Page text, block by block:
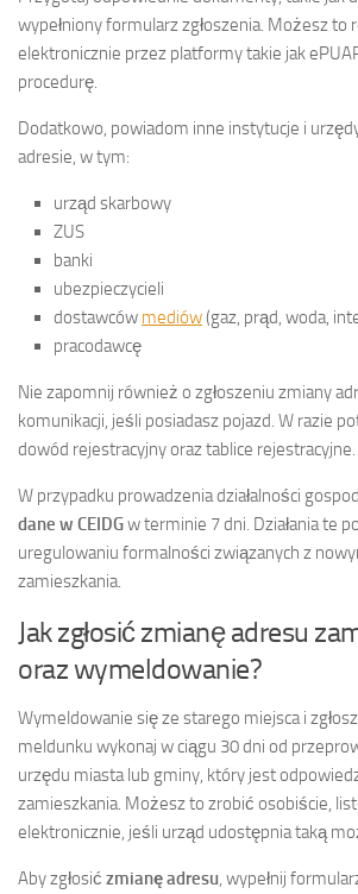
wypełniony formularz zgłoszenia. Możesz to
elektronicznie przez platformy takie jak
procedurę.
Dodatkowo, powiadom inne instytucje i
adresie, w tym:
urząd skarbowy
ZUS
banki
ubezpieczycieli
dostawców mediów(gaz, prąd, woda,
pracodawcę
Nie zapomnij również o zgłoszeniu zmiany
komunikacji, jeśli posiadasz pojazd. W razie
dowód rejestracyjny oraz tablice rejestracyjne.
W przypadku prowadzenia działalności
dane w CEIDGw terminie 7 dni. Działania te
uregulowaniu formalności związanych z
zamieszkania.
Jak zgłosić zmianę adresu
oraz wymeldowanie?
Wymeldowanie się ze starego miejsca i
meldunku wykonaj w ciągu 30 dni od
urzędu miasta lub gminy, który jest
zamieszkania. Możesz to zrobić osobiście,
elektronicznie, jeśli urząd udostępnia taką
Aby zgłosić zmianę adresu , wypełnij